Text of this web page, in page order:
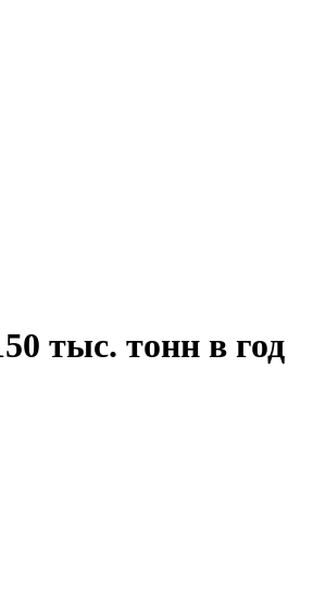
тыс. тонн в год